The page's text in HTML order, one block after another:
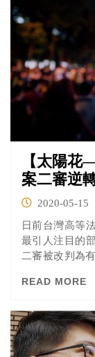
【太陽
案二審逆
2020-05-15
日前台灣高等
最引人注目的
二審被改判為
院判決有罪的
READ MORE